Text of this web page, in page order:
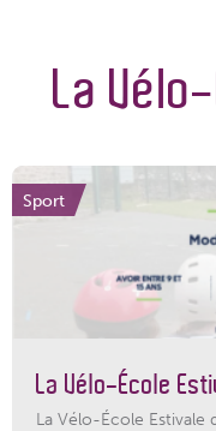
La
Sport
La Vélo-École
La Vélo-École Estivale